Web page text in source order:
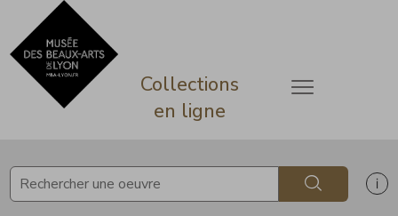
Accèder directement au contenu
Accèder directement au contenu
Collections
en ligne
Ouvrir le menu
Rechercher